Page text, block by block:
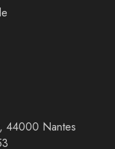
44000 Nantes